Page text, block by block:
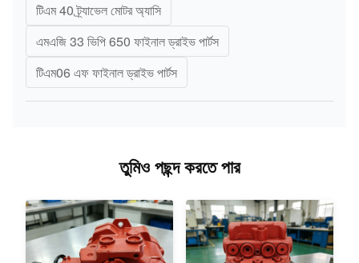
টিএম 40 ট্র্যাভেল মোটর অ্যাসি
এমএজি 33 ভিপি 650 ফাইনাল ড্রাইভ পার্টস
টিএম06 এফ ফাইনাল ড্রাইভ পার্টস
তুমিও পছন্দ করতে পার